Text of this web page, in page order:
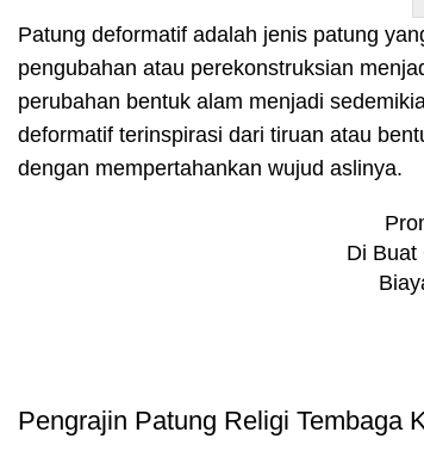
Patung deformatif adalah jenis patung
pengubahan atau perekonstruksian
perubahan bentuk alam menjadi
deformatif terinspirasi dari tiruan atau
dengan mempertahankan wujud aslinya.
Di Buat
Pengrajin Patung Religi Tembaga